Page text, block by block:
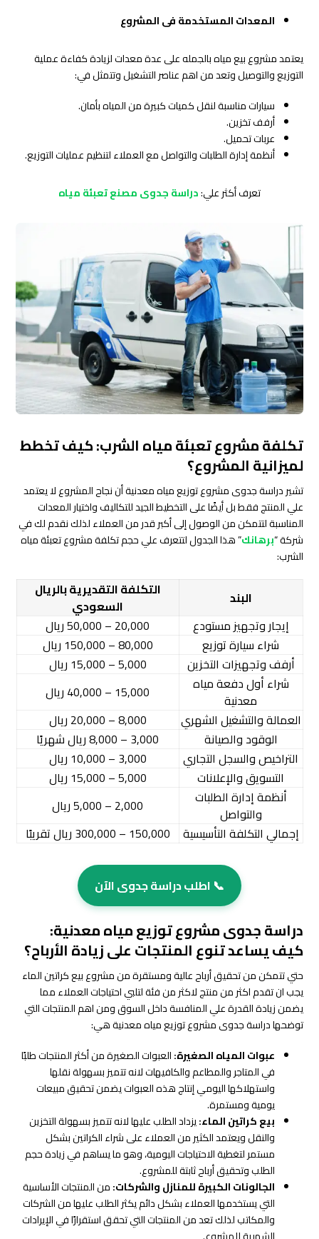
المعدات المستخدمة فى المشروع
يعتمد مشروع بيع مياه بالجمله على عدة معدات لزيادة كفاءة عملية
التوزيع والتوصيل وتعد من اهم عناصر التشغيل وتتمثل في:
سيارات مناسبة لنقل كميات كبيرة من المياه بأمان.
أرفف تخزين.
عربات تحميل.
أنظمة إدارة الطلبات والتواصل مع العملاء لتنظيم عمليات التوزيع.
تعرف أكثر علي:دراسة جدوى مصنع تعبئة مياه
تكلفة مشروع تعبئة مياه الشرب: كيف تخطط
لميزانية المشروع؟
تشير دراسة جدوى مشروع توزيع مياه معدنية أن نجاح المشروع لا يعتمد
علي المنتج فقط بل أيضًا على التخطيط الجيد للتكاليف واختيار المعدات
المناسبة لتتمكن من الوصول إلى أكبر قدر من العملاء لذلك نقدم لك في
شركة “برهانك” هذا الجدول لتتعرف علي حجم تكلفة مشروع تعبئة مياه
الشرب:
البند
التكلفة التقديرية بالريال
السعودي
إيجار وتجهيز مستودع
20,000 – 50,000 ريال
شراء سيارة توزيع
80,000 – 150,000 ريال
أرفف وتجهيزات التخزين
5,000 – 15,000 ريال
شراء أول دفعة مياه
معدنية
15,000 – 40,000 ريال
العمالة والتشغيل الشهري
8,000 – 20,000 ريال
الوقود والصيانة
3,000 – 8,000 ريال شهريًا
التراخيص والسجل التجاري
3,000 – 10,000 ريال
التسويق والإعلانات
5,000 – 15,000 ريال
أنظمة إدارة الطلبات
والتواصل
2,000 – 5,000 ريال
إجمالي التكلفة التأسيسية
150,000 – 300,000 ريال تقريبًا
📞 اطلب دراسة جدوى الآن
دراسة جدوى مشروع توزيع مياه معدنية:
كيف يساعد تنوع المنتجات على زيادة الأرباح؟
حتي تتمكن من تحقيق أرباح عالية ومستقرة من مشروع بيع كراتين الماء
يجب ان تقدم اكثر من منتج لاكثر من فئة لتلبي احتياجات العملاء مما
يضمن زيادة القدرة علي المنافسة داخل السوق ومن اهم المنتجات التي
توضحها دراسة جدوى مشروع توزيع مياه معدنية هي:
عبوات المياه الصغيرة:العبوات الصغيرة من أكثر المنتجات طلبًا
في المتاجر والمطاعم والكافيهات لانه تتميز بسهولة نقلها
واستهلاكها اليومي إنتاج هذه العبوات يضمن تحقيق مبيعات
يومية ومستمرة.
بيع كراتين الماء:يزداد الطلب عليها لانه تتميز بسهولة التخزين
والنقل ويعتمد الكثير من العملاء على شراء الكراتين بشكل
مستمر لتغطية الاحتياجات اليومية، وهو ما يساهم في زيادة حجم
الطلب وتحقيق أرباح ثابتة للمشروع.
الجالونات الكبيرة للمنازل والشركات:من المنتجات الأساسية
التي يستخدمها العملاء بشكل دائم يكثر الطلب عليها من الشركات
والمكاتب لذلك تعد من المنتجات التي تحقق استقرارًا في الإيرادات